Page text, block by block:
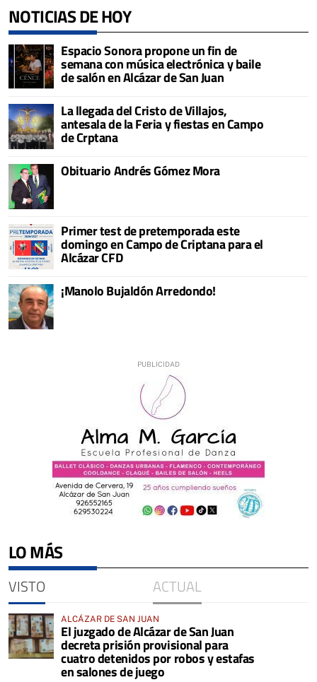
NOTICIAS DE HOY
Espacio Sonora propone un fin de
semana con música electrónica y baile
de salón en Alcázar de San Juan
La llegada del Cristo de Villajos,
antesala de la Feria y fiestas en Campo
de Crptana
Obituario Andrés Gómez Mora
Primer test de pretemporada este
domingo en Campo de Criptana para el
Alcázar CFD
¡Manolo Bujaldón Arredondo!
LO MÁS
VISTO ACTUAL
ALCÁZAR DE SAN JUAN
El juzgado de Alcázar de San Juan
decreta prisión provisional para
cuatro detenidos por robos y estafas
en salones de juego